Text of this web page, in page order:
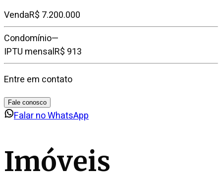
VendaR$ 7.200.000
Condomínio—
IPTU mensalR$ 913
Entre em contato
Fale conosco
Falar no WhatsApp
Imóveis